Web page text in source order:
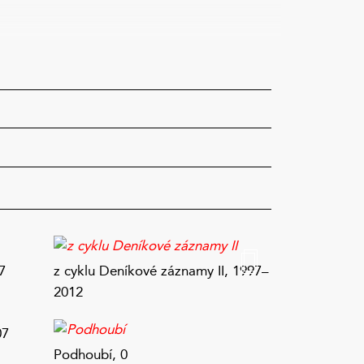
z cyklu Deníkové záznamy II, 1997–
2012
Podhoubí, 0